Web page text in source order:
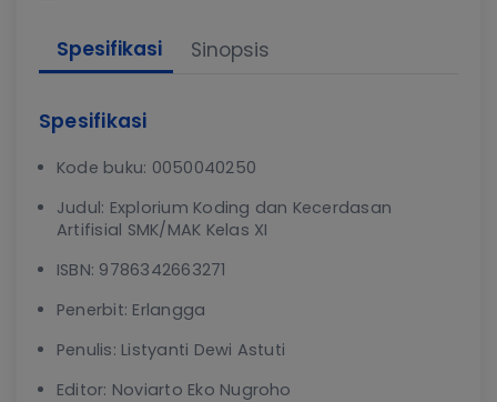
Spesifikasi Sinopsis
Spesifikasi
Kode buku: 0050040250
Judul: Explorium Koding dan Kecerdasan
Artifisial SMK/MAK Kelas XI
ISBN: 9786342663271
Penerbit: Erlangga
Penulis: Listyanti Dewi Astuti
Editor: Noviarto Eko Nugroho